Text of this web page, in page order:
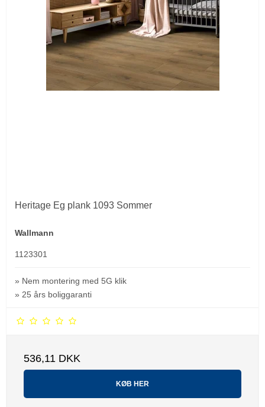
Heritage Eg plank 1093 Sommer
Wallmann
1123301
» Nem montering med 5G klik
» 25 års boliggaranti
536,11 DKK
KØB HER